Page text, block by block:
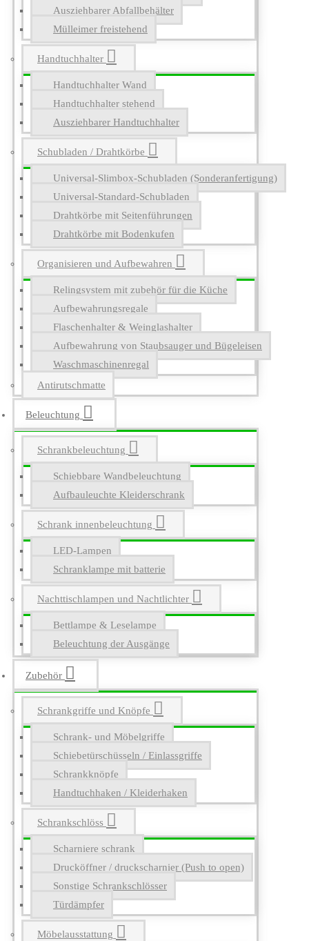
Ausziehbarer Abfallbehälter
Mülleimer freistehend
Handtuchhalter
Handtuchhalter Wand
Handtuchhalter stehend
Ausziehbarer Handtuchhalter
Schubladen / Drahtkörbe
Universal-Slimbox-Schubladen (Sonderanfertigung)
Universal-Standard-Schubladen
Drahtkörbe mit Seitenführungen
Drahtkörbe mit Bodenkufen
Organisieren und Aufbewahren
Relingsystem mit zubehör für die Küche
Aufbewahrungsregale
Flaschenhalter & Weinglashalter
Aufbewahrung von Staubsauger und Bügeleisen
Waschmaschinenregal
Antirutschmatte
Beleuchtung
Schrankbeleuchtung
Schiebbare Wandbeleuchtung
Aufbauleuchte Kleiderschrank
Schrank innenbeleuchtung
LED-Lampen
Schranklampe mit batterie
Nachttischlampen und Nachtlichter
Bettlampe & Leselampe
Beleuchtung der Ausgänge
Zubehör
Schrankgriffe und Knöpfe
Schrank- und Möbelgriffe
Schiebetürschüsseln / Einlassgriffe
Schrankknöpfe
Handtuchhaken / Kleiderhaken
Schrankschlöss
Scharniere schrank
Drucköffner / druckscharnier (Push to open)
Sonstige Schrankschlösser
Türdämpfer
Möbelausstattung